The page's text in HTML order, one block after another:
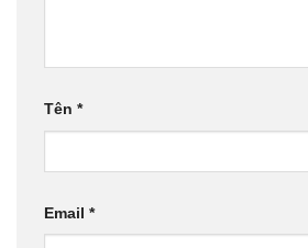
Tên *
Email *